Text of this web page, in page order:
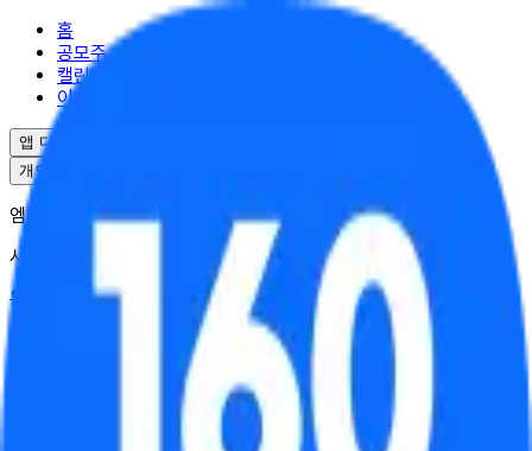
홈
공모주
캘린더
이벤트
앱 다운로드
개인정보처리방침
엠엘투자자문(주) | 대표 윤도선
사업자등록번호 : 341-88-02703
통신판매업 : 2025-서울강남-04995
서울특별시 강남구 역삼로17길 10
대표번호 : 02-6949-0045
© ML Investment Advisory Co.,Ltd. All Rights Reserved.